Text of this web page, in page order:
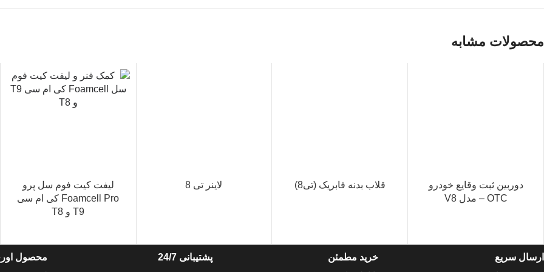
محصولات مشابه
دوربین ثبت وقایع خودرو
OTC – مدل V8
قلاب بدنه فابریک (تی8) لاینر تی 8
لیفت‌ کیت فوم‌ سل پرو
Foamcell Pro کی ام سی
T9 و T8
ارسال سریع
خرید مطمئن
پشتیبانی 24/7
محصول